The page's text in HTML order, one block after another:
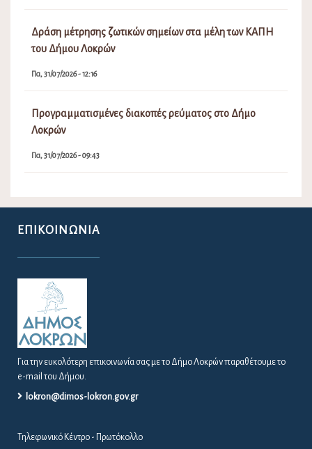
Δράση μέτρησης ζωτικών σημείων στα μέλη των ΚΑΠΗ
του Δήμου Λοκρών
Πα, 31/07/2026 - 12:16
Προγραμματισμένες διακοπές ρεύματος στο Δήμο
Λοκρών
Πα, 31/07/2026 - 09:43
ΕΠΙΚΟΙΝΩΝΊΑ
Για την ευκολότερη επικοινωνία σας με το Δήμο Λοκρών παραθέτουμε το
e-mail του Δήμου.
lokron@dimos-lokron.gov.gr
Τηλεφωνικό Κέντρο - Πρωτόκολλο